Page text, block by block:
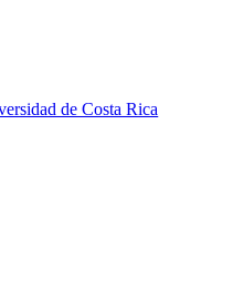
de Costa Rica